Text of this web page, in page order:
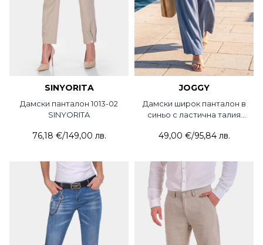
SINYORITA
Дамски панталон 1013-02
SINYORITA
76,18 €/149,00 лв.
JOGGY
Дамски широк панталон в
синьо с ластична талия
49,00 €/95,84 лв.